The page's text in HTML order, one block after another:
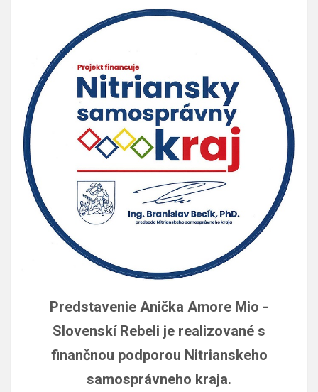
Predstavenie Anička Amore Mio -
Slovenskí Rebeli je realizované s
finančnou podporou Nitrianskeho
samosprávneho kraja.